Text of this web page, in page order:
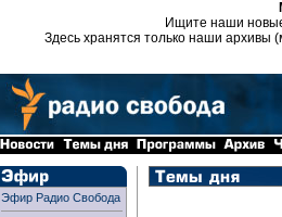
Ищите наши
Здесь хранятся только наши архивы
Эфир Радио Свобода